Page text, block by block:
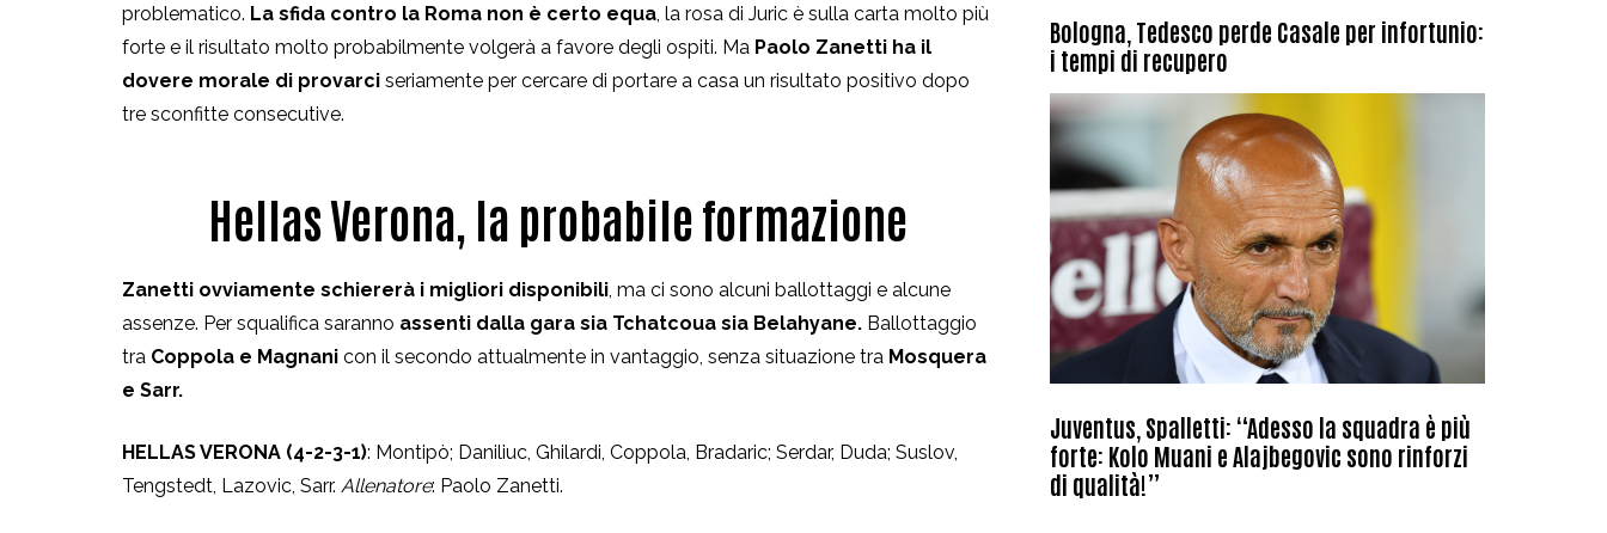
problematico. La sfida contro la Roma non è certo equa , la rosa di Juric è sulla carta molto più
forte e il risultato molto probabilmente volgerà a favore degli ospiti. Ma Paolo Zanetti ha il
dovere morale di provarci seriamente per cercare di portare a casa un risultato positivo dopo
tre sconfitte consecutive.
Hellas Verona, la probabile formazione
Zanetti ovviamente schiererà i migliori disponibili , ma ci sono alcuni ballottaggi e alcune
assenze. Per squalifica saranno assenti dalla gara sia Tchatcoua sia Belahyane. Ballottaggio
tra Coppola e Magnani con il secondo attualmente in vantaggio, senza situazione tra Mosquera
e Sarr.
HELLAS VERONA (4-2-3-1): Montipò; Daniliuc, Ghilardi, Coppola, Bradaric; Serdar, Duda; Suslov,
Tengstedt, Lazovic, Sarr. Allenatore: Paolo Zanetti.
Bologna, Tedesco perde Casale per infortunio:
i tempi di recupero
Juventus, Spalletti: “Adesso la squadra è più
forte: Kolo Muani e Alajbegovic sono rinforzi
di qualità!”